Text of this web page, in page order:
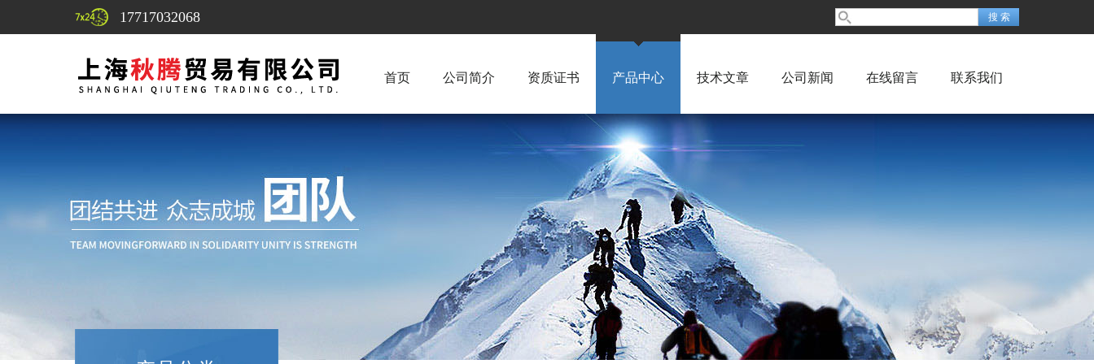
17717032068
首页 公司简介 资质证书 产品中心 技术文章 公司新闻 在线留言 联系我们